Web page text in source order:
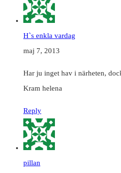
H`s enkla vardag
maj 7, 2013
Har ju inget hav i närheten,
Kram helena
Reply
pillan